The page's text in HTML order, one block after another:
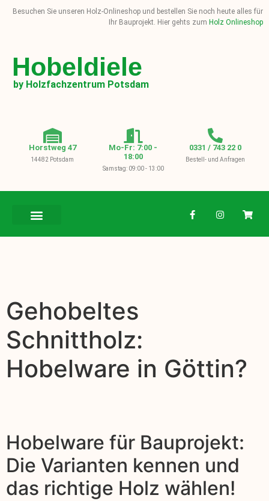
Besuchen Sie unseren Holz-Onlineshop und bestellen Sie noch heute alles für
Ihr Bauprojekt. Hier gehts zum Holz Onlineshop
Hobeldiele
by Holzfachzentrum Potsdam
Horstweg 47
14482 Potsdam
Mo-Fr: 7:00 -
18:00
Samstag: 09:00 - 13:00
0331 / 743 22 0
Bestell- und Anfragen
Gehobeltes
Schnittholz:
Hobelware in Göttin?
Hobelware für Bauprojekt:
Die Varianten kennen und
das richtige Holz wählen!